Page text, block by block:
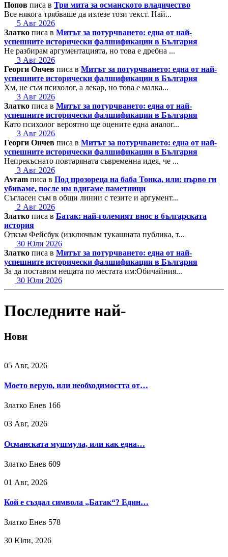
Попов писа в Три мита за османското владичество
Все някога трябваше да излезе този текст. Най...
5 Авг 2026
Златко писа в Митът за потурчването: една от най-
успешните исторически фалшификации в България
Не разбирам аргументацията, но това е дребна ...
3 Авг 2026
Георги Ончев писа в Митът за потурчването: една от най-
успешните исторически фалшификации в България
Хм, не съм психолог, а лекар, но това е малка...
3 Авг 2026
Златко писа в Митът за потурчването: една от най-
успешните исторически фалшификации в България
Като психолог вероятно ще оцените една аналог...
3 Авг 2026
Георги Ончев писа в Митът за потурчването: една от най-
успешните исторически фалшификации в България
Непрекъснато повтаряната съвременна идея, че ...
3 Авг 2026
Avram писа в Под прозореца на баба Тонка, или: първо ги
убиваме, после им вдигаме паметници
Съгласен съм в общи линии с тезите и аргумент...
2 Авг 2026
Златко писа в Батак: най-големият внос в българската
история
Откъм Фейсбук (изключвам тукашната публика, т...
30 Юли 2026
Златко писа в Митът за потурчването: една от най-
успешните исторически фалшификации в България
За да поставим нещата по местата им:Обичайния...
30 Юли 2026
Последните най-
Нови
05 Авг, 2026
Моето верую, или необходимостта от…
Златко Енев 166
03 Авг, 2026
Османската мушмула, или как една…
Златко Енев 609
01 Авг, 2026
Кой е създал символа „Батак“? Един…
Златко Енев 578
30 Юли, 2026